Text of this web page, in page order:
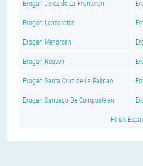
Erogan Jerez de La Fronteran
Erogan Lanzaroten
Erogan Menorcan
Erogan Reusen
Erogan Santa Cruz de La Palman
Erogan Santiago De Compostelan
Hiriak